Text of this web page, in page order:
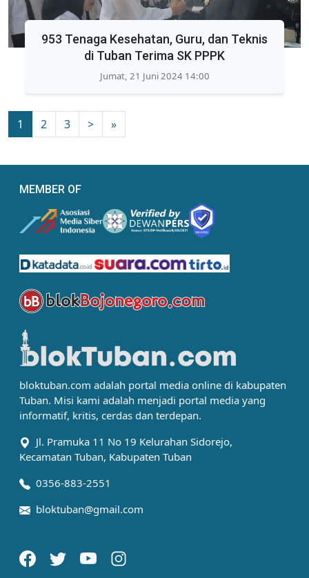
953 Tenaga Kesehatan, Guru, dan Teknis
di Tuban Terima SK PPPK
Jumat, 21 Juni 2024 14:00
1 2 3 > »
MEMBER OF
bloktuban.com adalah portal media online di kabupaten
Tuban. Misi kami adalah menjadi portal media yang
informatif, kritis, cerdas dan terdepan.
Jl. Pramuka 11 No 19 Kelurahan Sidorejo,
Kecamatan Tuban, Kabupaten Tuban
0356-883-2551
bloktuban@gmail.com